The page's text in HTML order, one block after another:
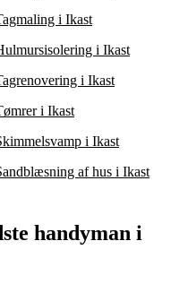
i Ikast
i Ikast
i Ikast
i Ikast
i Ikast
af hus i Ikast
handyman i